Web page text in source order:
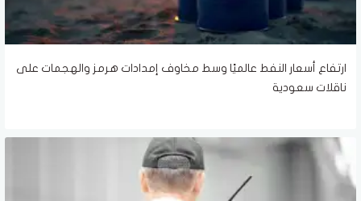
ارتفاع أسعار النفط عالميًا وسط مخاوف إمدادات هرمز والهجمات على
ناقلات سعودية